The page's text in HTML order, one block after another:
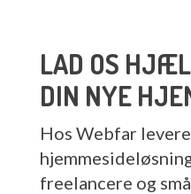
LAD OS
DIN NYE
Hos Webfar
freelancere og